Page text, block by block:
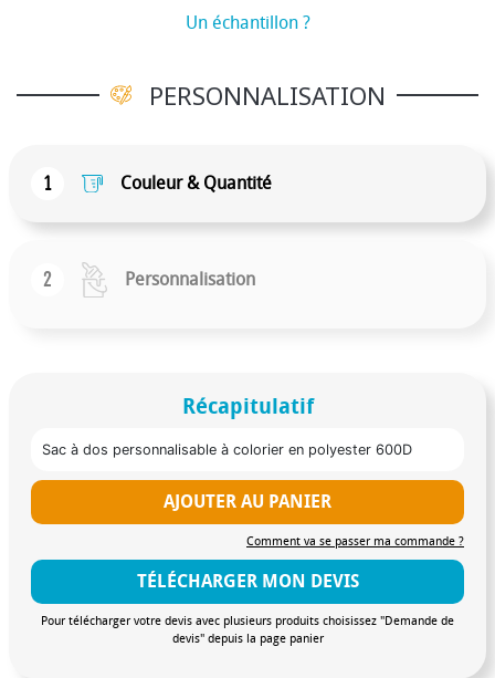
Un échantillon ?
PERSONNALISATION
1 Couleur & Quantité
2 Personnalisation
Récapitulatif
Sac à dos personnalisable à colorier en polyester 600D
AJOUTER AU PANIER
Comment va se passer ma commande ?
TÉLÉCHARGER MON DEVIS
Pour télécharger votre devis avec plusieurs produits choisissez "Demande de
devis" depuis la page panier